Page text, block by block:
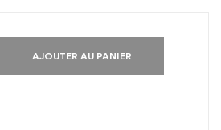
AJOUTER AU PANIER